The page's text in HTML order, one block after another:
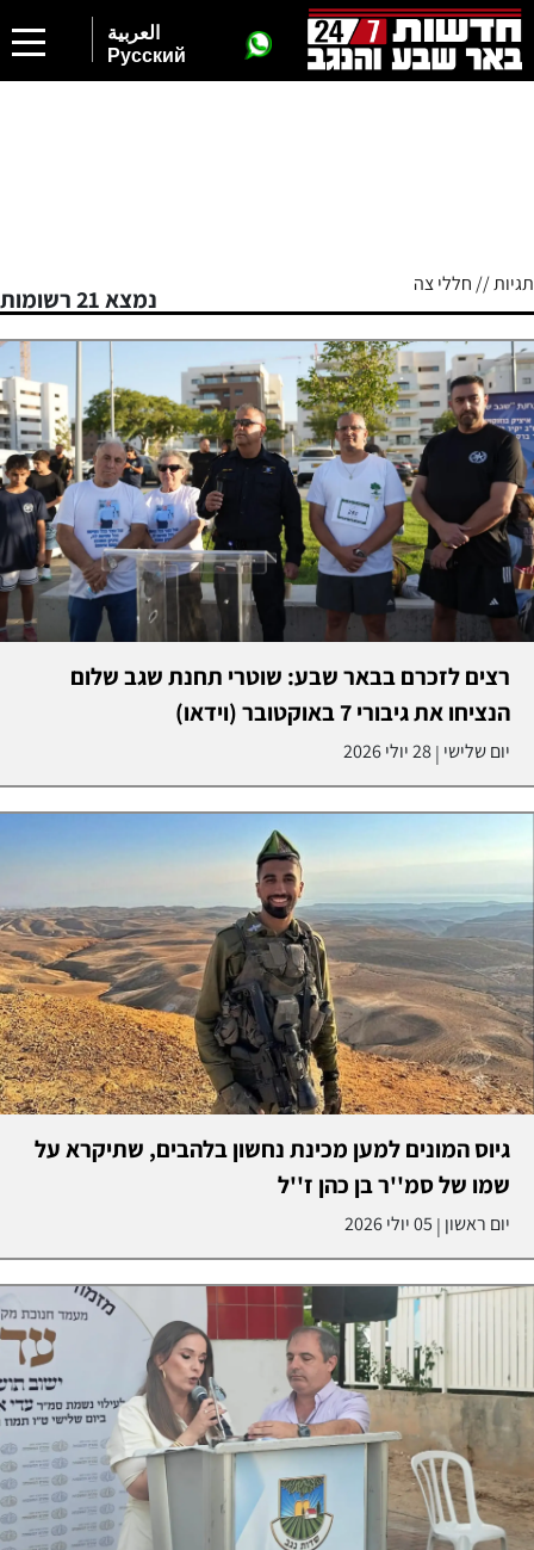
العربية
Русский
תגיות // חללי צה
נמצא 21 רשומות
רצים לזכרם בבאר שבע: שוטרי תחנת שגב שלום
הנציחו את גיבורי 7 באוקטובר (וידאו)
יום שלישי |28 יולי 2026
גיוס המונים למען מכינת נחשון בלהבים, שתיקרא על
שמו של סמ''ר בן כהן ז''ל
יום ראשון | 05 יולי 2026